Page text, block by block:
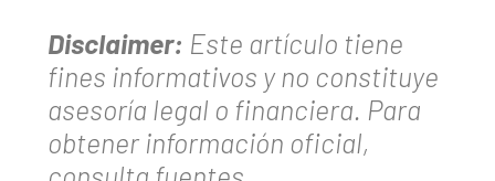
Disclaimer: Este artículo tiene
fines informativos y no constituye
asesoría legal o financiera. Para
obtener información oficial,